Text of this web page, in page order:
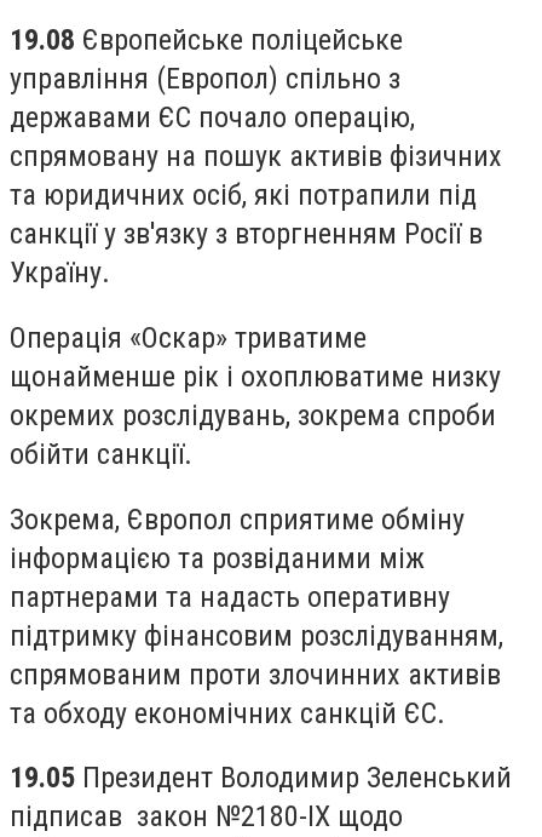
19.08 Європейське поліцейське
управління (Европол) спільно з
державами ЄС почало операцію,
спрямовану на пошук активів фізичних
та юридичних осіб, які потрапили під
санкції у зв'язку з вторгненням Росії в
Україну.
Операція «Оскар» триватиме
щонайменше рік і охоплюватиме низку
окремих розслідувань, зокрема спроби
обійти санкції.
Зокрема, Європол сприятиме обміну
інформацією та розвіданими між
партнерами та надасть оперативну
підтримку фінансовим розслідуванням,
спрямованим проти злочинних активів
та обходу економічних санкцій ЄС.
19.05 Президент Володимир Зеленський
підписав закон №2180-IX щодо